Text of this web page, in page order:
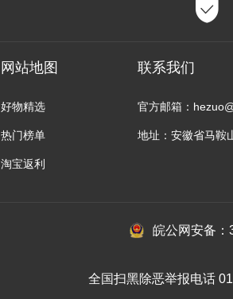
网站地图
好物精选
热门榜单
淘宝返利
联系我们
官方邮箱：
地址：安徽省马鞍
皖公网安备
全国扫黑除恶举报电话